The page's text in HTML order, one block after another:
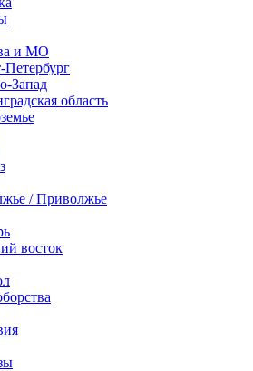
и МО
Петербург
Запад
область
/ Приволжье
восток